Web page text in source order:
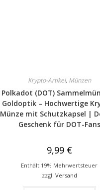
Krypto-Artikel, Münzen
Polkadot (DOT)
Goldoptik – Hochwertige
Münze mit Schutzkapsel |
Geschenk für DOT-Fans
9,99 €
Enthält 19% Mehrwertsteuer
zzgl. Versand